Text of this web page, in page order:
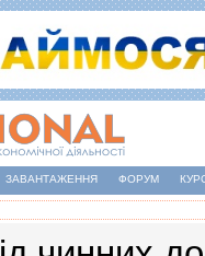
ЗАВАНТАЖЕННЯ ФОРУМ